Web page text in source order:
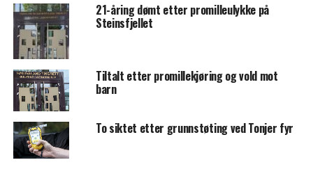
21-åring dømt etter promilleulykke på
Steinsfjellet
Tiltalt etter promillekjøring og vold mot
barn
To siktet etter grunnstøting ved Tonjer fyr